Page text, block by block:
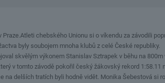
chebského Unionu si o víkendu za závodili
byly soubojem mnoha klubů z celé České republiky.
skvělým výkonem Stanislav Sztrapek v běhu na
v tomto závodě pokořil český žákovský rekord 1:58.11
na delších tratích byli hodně vidět. Monika Šebestová si